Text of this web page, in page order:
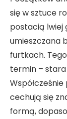
się w sztuce
postacią lwiej
umieszczana
furtkach.
termin –
cechują się
formą,